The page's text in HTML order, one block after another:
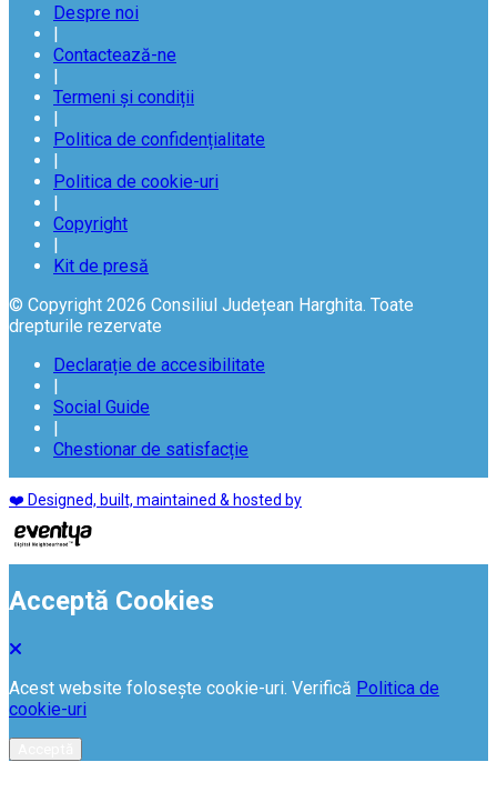
Despre noi
|
Contactează-ne
|
Termeni și condiții
|
Politica de confidențialitate
|
Politica de cookie-uri
|
Copyright
|
Kit de presă
© Copyright 2026 Consiliul Județean Harghita. Toate
drepturile rezervate
Declarație de accesibilitate
|
Social Guide
|
Chestionar de satisfacție
❤️ Designed, built, maintained & hosted by
Acceptă Cookies
Acest website folosește cookie-uri. Verifică Politica de
cookie-uri